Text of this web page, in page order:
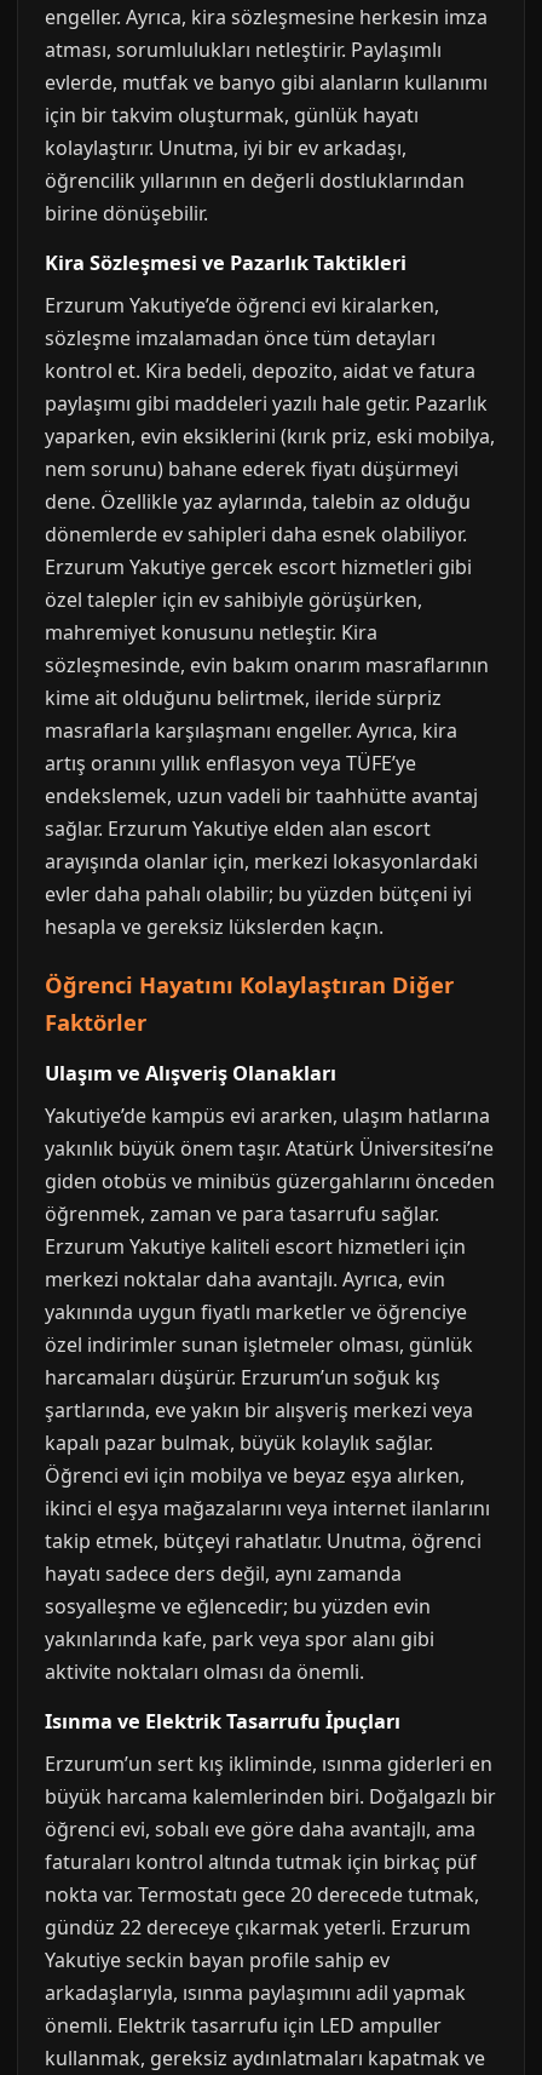
engeller. Ayrıca, kira sözleşmesine herkesin imza
atması, sorumlulukları netleştirir. Paylaşımlı
evlerde, mutfak ve banyo gibi alanların kullanımı
için bir takvim oluşturmak, günlük hayatı
kolaylaştırır. Unutma, iyi bir ev arkadaşı,
öğrencilik yıllarının en değerli dostluklarından
birine dönüşebilir.
Kira Sözleşmesi ve Pazarlık Taktikleri
Erzurum Yakutiye’de öğrenci evi kiralarken,
sözleşme imzalamadan önce tüm detayları
kontrol et. Kira bedeli, depozito, aidat ve fatura
paylaşımı gibi maddeleri yazılı hale getir. Pazarlık
yaparken, evin eksiklerini (kırık priz, eski mobilya,
nem sorunu) bahane ederek fiyatı düşürmeyi
dene. Özellikle yaz aylarında, talebin az olduğu
dönemlerde ev sahipleri daha esnek olabiliyor.
Erzurum Yakutiye gercek escort hizmetleri gibi
özel talepler için ev sahibiyle görüşürken,
mahremiyet konusunu netleştir. Kira
sözleşmesinde, evin bakım onarım masraflarının
kime ait olduğunu belirtmek, ileride sürpriz
masraflarla karşılaşmanı engeller. Ayrıca, kira
artış oranını yıllık enflasyon veya TÜFE’ye
endekslemek, uzun vadeli bir taahhütte avantaj
sağlar. Erzurum Yakutiye elden alan escort
arayışında olanlar için, merkezi lokasyonlardaki
evler daha pahalı olabilir; bu yüzden bütçeni iyi
hesapla ve gereksiz lükslerden kaçın.
Öğrenci Hayatını Kolaylaştıran Diğer
Faktörler
Ulaşım ve Alışveriş Olanakları
Yakutiye’de kampüs evi ararken, ulaşım hatlarına
yakınlık büyük önem taşır. Atatürk Üniversitesi’ne
giden otobüs ve minibüs güzergahlarını önceden
öğrenmek, zaman ve para tasarrufu sağlar.
Erzurum Yakutiye kaliteli escort hizmetleri için
merkezi noktalar daha avantajlı. Ayrıca, evin
yakınında uygun fiyatlı marketler ve öğrenciye
özel indirimler sunan işletmeler olması, günlük
harcamaları düşürür. Erzurum’un soğuk kış
şartlarında, eve yakın bir alışveriş merkezi veya
kapalı pazar bulmak, büyük kolaylık sağlar.
Öğrenci evi için mobilya ve beyaz eşya alırken,
ikinci el eşya mağazalarını veya internet ilanlarını
takip etmek, bütçeyi rahatlatır. Unutma, öğrenci
hayatı sadece ders değil, aynı zamanda
sosyalleşme ve eğlencedir; bu yüzden evin
yakınlarında kafe, park veya spor alanı gibi
aktivite noktaları olması da önemli.
Isınma ve Elektrik Tasarrufu İpuçları
Erzurum’un sert kış ikliminde, ısınma giderleri en
büyük harcama kalemlerinden biri. Doğalgazlı bir
öğrenci evi, sobalı eve göre daha avantajlı, ama
faturaları kontrol altında tutmak için birkaç püf
nokta var. Termostatı gece 20 derecede tutmak,
gündüz 22 dereceye çıkarmak yeterli. Erzurum
Yakutiye seckin bayan profile sahip ev
arkadaşlarıyla, ısınma paylaşımını adil yapmak
önemli. Elektrik tasarrufu için LED ampuller
kullanmak, gereksiz aydınlatmaları kapatmak ve